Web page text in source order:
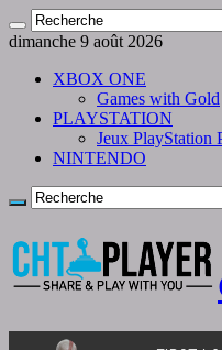
dimanche 9 août 2026
XBOX ONE
Games with Gold
PLAYSTATION
Jeux PlayStation
NINTENDO